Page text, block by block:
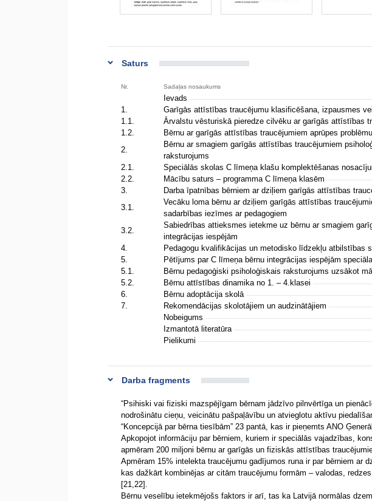
Saturs
Nr. Sadaļas nosaukums
Ievads
1.
Garīgās attīstības traucējumu klasificēšana, izpausmes
1.1.
Ārvalstu vēsturiskā pieredze cilvēku ar garīgās attīstības
1.2.
Bērnu ar garīgās attīstības traucējumiem aprūpes
2.
Bērnu ar smagiem garīgās attīstības traucējumiem
raksturojums
2.1.
Speciālās skolas C līmeņa klašu komplektēšanas
2.2.
Mācību saturs – programma C līmeņa klasēm
3.
Darba īpatnības bērniem ar dziļiem garīgās attīstības
3.1.
Vecāku loma bērnu ar dziļiem garīgās attīstības
sadarbības iezīmes ar pedagogiem
3.2.
Sabiedrības attieksmes ietekme uz bērnu ar smagiem
integrācijas iespējām
4.
Pedagogu kvalifikācijas un metodisko līdzekļu atbilstības
5.
Pētījums par C līmeņa bērnu integrācijas iespējām
5.1.
Bērnu pedagoģiski psiholoģiskais raksturojums uzsākot
5.2.
Bērnu attīstības dinamika no 1. – 4.klasei
6.
Bērnu adoptācija skolā
7.
Rekomendācijas skolotājiem un audzinātājiem
Nobeigums
Izmantotā literatūra
Pielikumi
Darba fragments
“Psihiski vai fiziski mazspējīgam bērnam jādzīvo pilnvērtīga un
nodrošinātu cieņu, veicinātu pašpaļāvību un atvieglotu aktīvu
“Koncepcijā par bērna tiesībām” 23 pantā, kas ir pieņemts ANO
Apkopojot informāciju par bērniem, kuriem ir speciālās vajadzības,
apmēram 200 miljoni bērnu ar garīgās un fiziskās attīstības
Apmēram 15% intelekta traucējumu gadījumos runa ir par bērniem ar
kas dažkārt kombinējas ar citām traucējumu formām – valodas,
[21,22].
Bērnu veselību ietekmējošs faktors ir arī, tas ka Latvijā normālas